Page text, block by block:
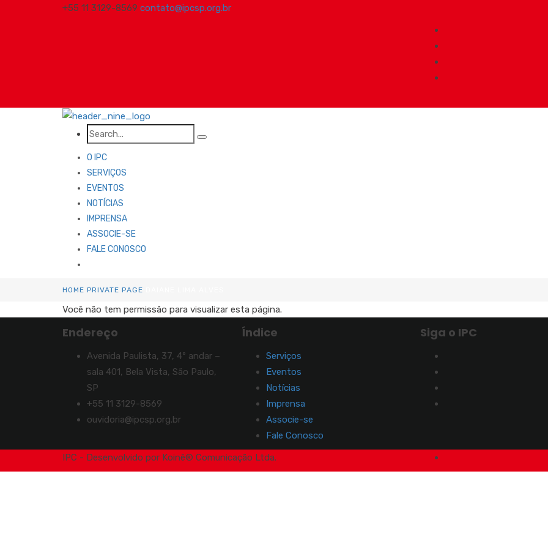
+55 11 3129-8569 contato@ipcsp.org.br
O IPC
SERVIÇOS
EVENTOS
NOTÍCIAS
IMPRENSA
ASSOCIE-SE
FALE CONOSCO
HOME PRIVATE PAGE
Você não tem permissão para visualizar esta página.
Endereço
Avenida Paulista, 37, 4º andar –
sala 401, Bela Vista, São Paulo,
SP
+55 11 3129-8569
ouvidoria@ipcsp.org.br
Índice
Serviços
Eventos
Notícias
Imprensa
Associe-se
Fale Conosco
Siga o IPC
IPC - Desenvolvido por Koinê®️ Comunicação Ltda.